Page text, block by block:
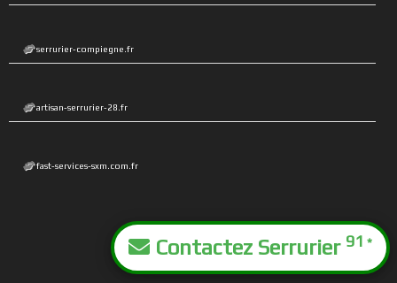
Contactez Serrurier 91 *
serrurier-compiegne.fr
artisan-serrurier-28.fr
fast-services-sxm.com.fr
Mentions Légales